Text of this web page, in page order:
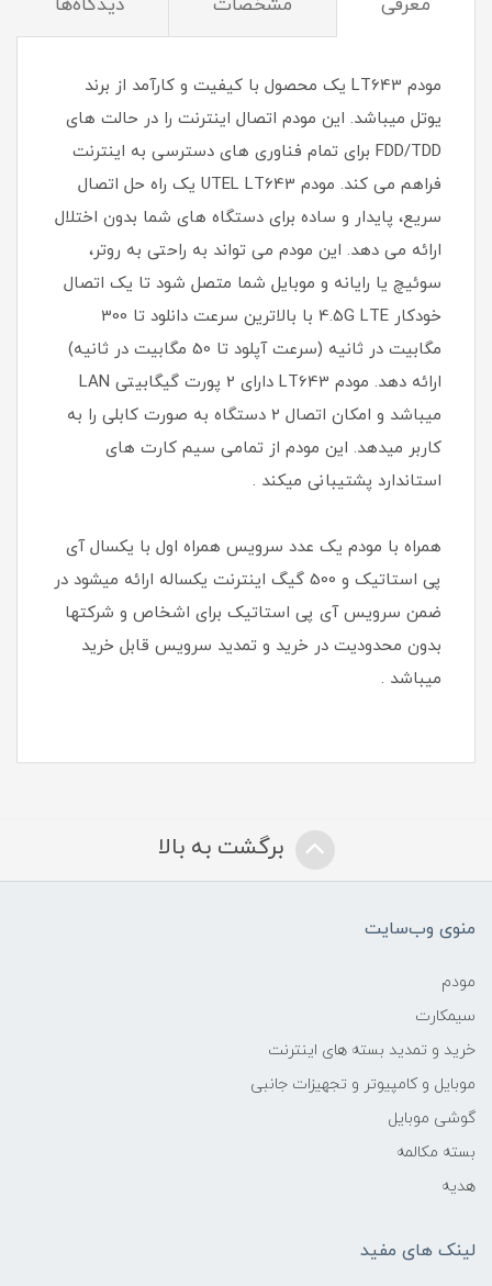
معرفی مشخصات دیدگاه‌ها
مودم LT643 یک محصول با کیفیت و کارآمد از برند
یوتل میباشد. این مودم اتصال اینترنت را در حالت های
FDD/TDD برای تمام فناوری های دسترسی به اینترنت
فراهم می کند. مودم UTEL LT643 یک راه حل اتصال
سریع، پایدار و ساده برای دستگاه های شما بدون اختلال
ارائه می دهد. این مودم می تواند به راحتی به روتر،
سوئیچ یا رایانه و موبایل شما متصل شود تا یک اتصال
خودکار 4.5G LTE با بالاترین سرعت دانلود تا 300
مگابیت در ثانیه (سرعت آپلود تا 50 مگابیت در ثانیه)
ارائه دهد. مودم LT643 دارای 2 پورت گیگابیتی LAN
میباشد و امکان اتصال 2 دستگاه به صورت کابلی را به
کاربر میدهد. این مودم از تمامی سیم کارت های
استاندارد پشتیبانی میکند .
همراه با مودم یک عدد سرویس همراه اول با یکسال آی
پی استاتیک و 500 گیگ اینترنت یکساله ارائه میشود در
ضمن سرویس آی پی استاتیک برای اشخاص و شرکتها
بدون محدودیت در خرید و تمدید سرویس قابل خرید
میباشد .
برگشت به بالا
منوی وب‌سایت
مودم
سیمکارت
خرید و تمدید بسته های اینترنت
موبایل و کامپیوتر و تجهیزات جانبی
گوشی موبایل
بسته مکالمه
هدیه
لینک های مفید